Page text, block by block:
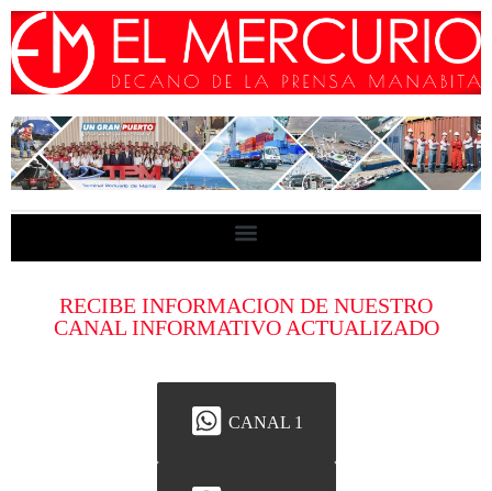
RECIBE INFORMACION DE NUESTRO
CANAL INFORMATIVO ACTUALIZADO
CANAL 1